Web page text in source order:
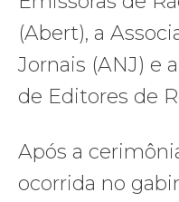
(Abert), a
Jornais (ANJ) e
de Editores de
Após a
ocorrida no